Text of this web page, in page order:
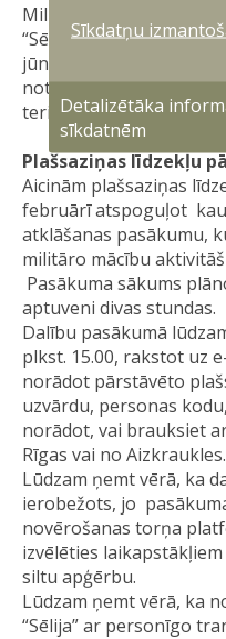
Militārā poligona izveidi
“Sēlija” izveides likums,
jūnijā, kā arī Ministru
noteikumi Nr. 416 par
teritorijā ietilpstošajiem
Plašsaziņas līdzekļu
Aicinām plašsaziņas
februārī atspoguļot
atklāšanas pasākumu,
militāro mācību
Pasākuma sākums
aptuveni divas stundas.
Dalību pasākumā
plkst. 15.00, rakstot uz
norādot pārstāvēto
uzvārdu, personas
norādot, vai brauksiet
Rīgas vai no Aizkraukles.
Lūdzam ņemt vērā, ka
ierobežots, jo
novērošanas torņa
izvēlēties
siltu apģērbu.
Lūdzam ņemt vērā, ka
“Sēlija” ar personīgo
Sīkdatņu
Detalizētāka
sīkdatnēm